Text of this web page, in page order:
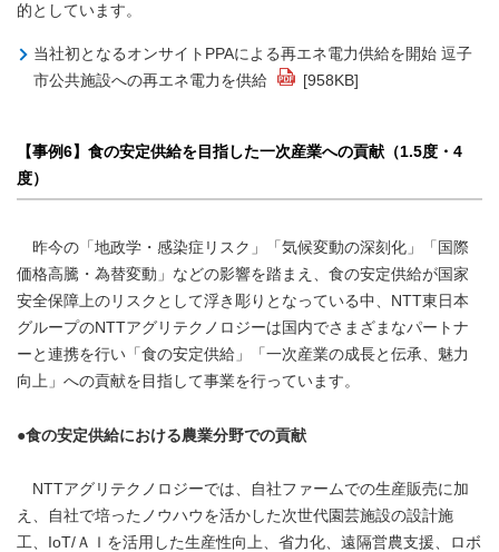
的としています。
当社初となるオンサイトPPAによる再エネ電力供給を開始 逗子
市公共施設への再エネ電力を供給
[958KB]
【事例6】食の安定供給を目指した一次産業への貢献（1.5度・4
度）
昨今の「地政学・感染症リスク」「気候変動の深刻化」「国際
価格高騰・為替変動」などの影響を踏まえ、食の安定供給が国家
安全保障上のリスクとして浮き彫りとなっている中、NTT東日本
グループのNTTアグリテクノロジーは国内でさまざまなパートナ
ーと連携を行い「食の安定供給」「一次産業の成長と伝承、魅力
向上」への貢献を目指して事業を行っています。
●食の安定供給における農業分野での貢献
NTTアグリテクノロジーでは、自社ファームでの生産販売に加
え、自社で培ったノウハウを活かした次世代園芸施設の設計施
工、IoT/ＡＩを活用した生産性向上、省力化、遠隔営農支援、ロボ